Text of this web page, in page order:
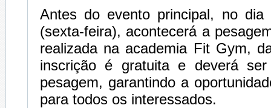
Antes do evento principal, no dia
(sexta-feira), acontecerá a
realizada na academia Fit Gym,
inscrição é gratuita e deverá
pesagem, garantindo a
para todos os interessados.